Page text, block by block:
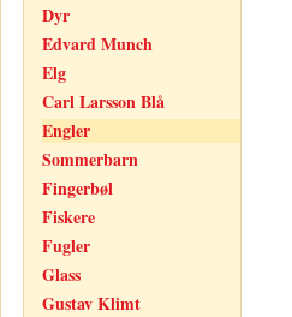
Dyr
Edvard Munch
Elg
Carl Larsson Blå
Engler
Sommerbarn
Fingerbøl
Fiskere
Fugler
Glass
Gustav Klimt